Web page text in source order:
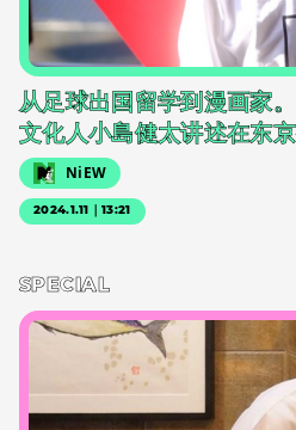
从足球出国留学到漫画家。
文化人小島健太讲述在东京
NiEW
2024.1.11｜13:21
SPECIAL